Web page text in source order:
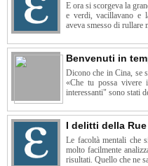
E ora si scorgeva la
e verdi, vacillavano e
aveva smesso di rullare
Benvenuti in
Dicono che in Cina, se
«Che tu possa vivere
interessanti" sono stati
I delitti della
Le facoltà mentali che
molto facilmente
risultati. Quello che ne